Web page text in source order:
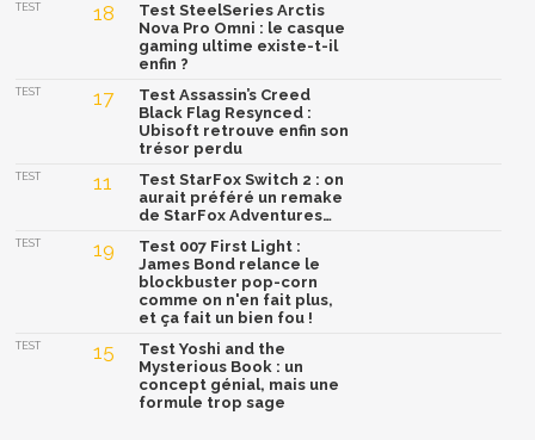
TEST 18
Test SteelSeries Arctis
Nova Pro Omni : le casque
gaming ultime existe-t-il
enfin ?
TEST 17
Test Assassin’s Creed
Black Flag Resynced :
Ubisoft retrouve enfin son
trésor perdu
TEST 11
Test StarFox Switch 2 : on
aurait préféré un remake
de StarFox Adventures…
TEST 19
Test 007 First Light :
James Bond relance le
blockbuster pop-corn
comme on n'en fait plus,
et ça fait un bien fou !
TEST 15
Test Yoshi and the
Mysterious Book : un
concept génial, mais une
formule trop sage